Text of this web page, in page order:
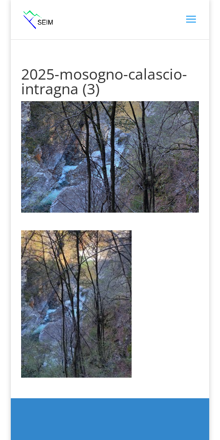
2025-mosogno-calascio-
intragna (3)